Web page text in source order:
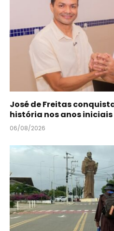
José de Freitas
história nos anos
06/08/2026